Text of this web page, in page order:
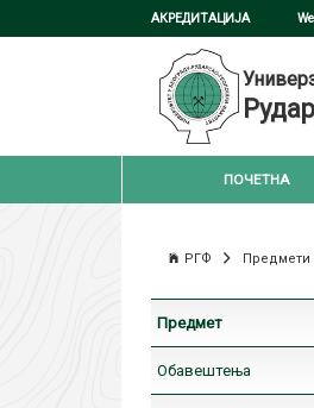
АКРЕДИТАЦИЈА
ПОЧЕТНА
РГФ Предмети
Предмет
Обавештења